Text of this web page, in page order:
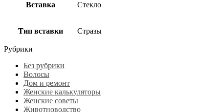
Вставка Стекло
Тип вставки Стразы
Рубрики
Без рубрики
Волосы
Дом и ремонт
Женские калькуляторы
Женские советы
Животноводство